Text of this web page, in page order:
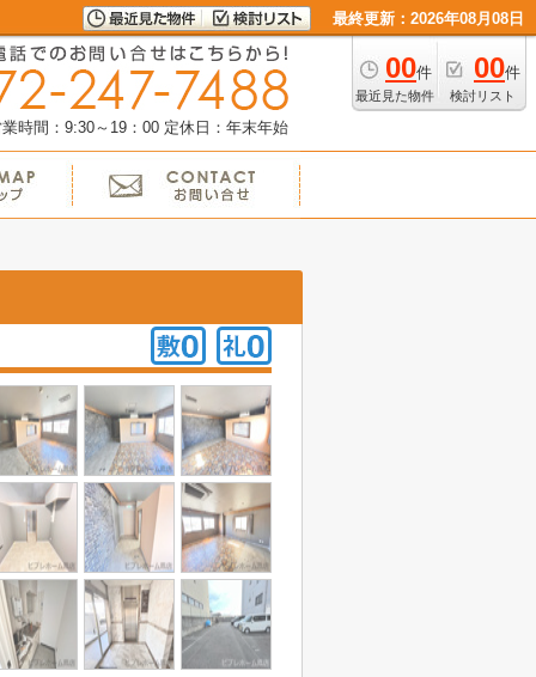
最終更新：2026年08月08日
00件
最近見た物件
00件
検討リスト
時間：9:30～19：00 定休日：年末年始